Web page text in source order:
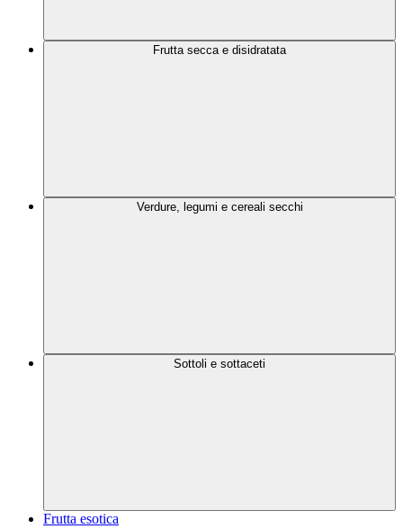
Frutta secca e disidratata
Verdure, legumi e cereali secchi
Sottoli e sottaceti
Frutta esotica